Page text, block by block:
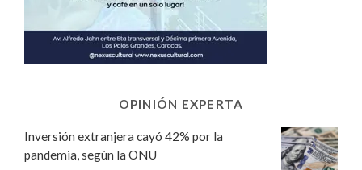
OPINIÓN EXPERTA
Inversión extranjera cayó 42% por la
pandemia, según la ONU